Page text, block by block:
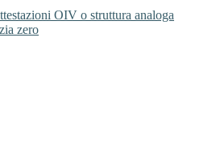
OIV o struttura analoga
zero